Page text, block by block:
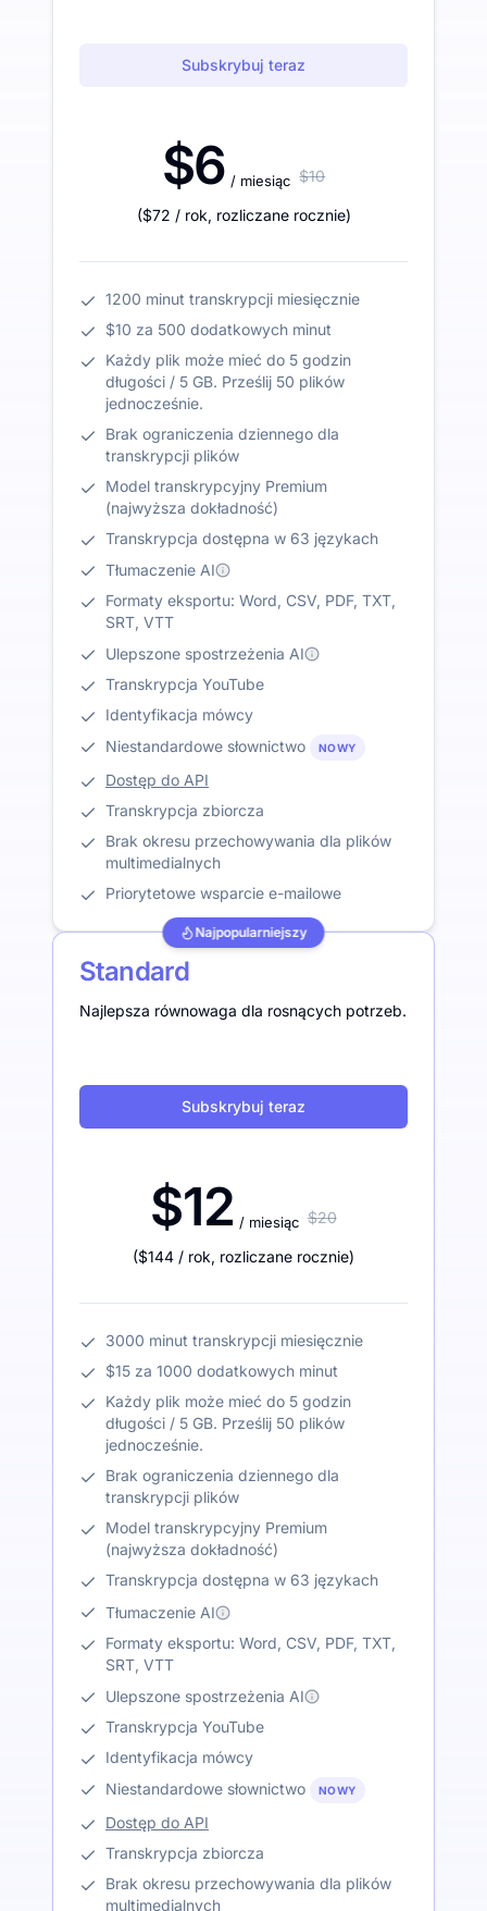
Subskrybuj teraz
$6 / miesiąc $10
($72 / rok, rozliczane rocznie)
1200 minut transkrypcji miesięcznie
$10 za 500 dodatkowych minut
Każdy plik może mieć do 5 godzin
długości / 5 GB. Prześlij 50 plików
jednocześnie.
Brak ograniczenia dziennego dla
transkrypcji plików
Model transkrypcyjny Premium
(najwyższa dokładność)
Transkrypcja dostępna w 63 językach
Tłumaczenie AI
Formaty eksportu: Word, CSV, PDF, TXT,
SRT, VTT
Ulepszone spostrzeżenia AI
Transkrypcja YouTube
Identyfikacja mówcy
Niestandardowe słownictwo
NOWY
Dostęp do API
Transkrypcja zbiorcza
Brak okresu przechowywania dla plików
multimedialnych
Priorytetowe wsparcie e-mailowe
Najpopularniejszy
Standard
Najlepsza równowaga dla rosnących potrzeb.
Subskrybuj teraz
$12 / miesiąc $20
($144 / rok, rozliczane rocznie)
3000 minut transkrypcji miesięcznie
$15 za 1000 dodatkowych minut
Każdy plik może mieć do 5 godzin
długości / 5 GB. Prześlij 50 plików
jednocześnie.
Brak ograniczenia dziennego dla
transkrypcji plików
Model transkrypcyjny Premium
(najwyższa dokładność)
Transkrypcja dostępna w 63 językach
Tłumaczenie AI
Formaty eksportu: Word, CSV, PDF, TXT,
SRT, VTT
Ulepszone spostrzeżenia AI
Transkrypcja YouTube
Identyfikacja mówcy
Niestandardowe słownictwo
NOWY
Dostęp do API
Transkrypcja zbiorcza
Brak okresu przechowywania dla plików
multimedialnych